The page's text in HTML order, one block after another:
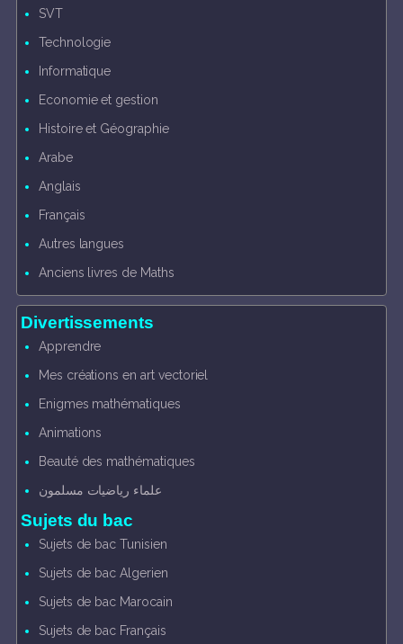
SVT
Technologie
Informatique
Economie et gestion
Histoire et Géographie
Arabe
Anglais
Français
Autres langues
Anciens livres de Maths
Divertissements
Apprendre
Mes créations en art vectoriel
Enigmes mathématiques
Animations
Beauté des mathématiques
علماء رياضيات مسلمون
Sujets du bac
Sujets de bac Tunisien
Sujets de bac Algerien
Sujets de bac Marocain
Sujets de bac Français